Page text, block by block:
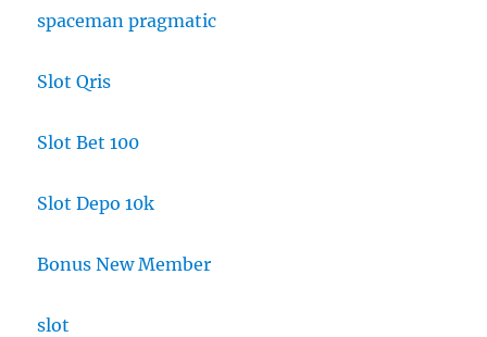
spaceman pragmatic
Slot Qris
Slot Bet 100
Slot Depo 10k
Bonus New Member
slot